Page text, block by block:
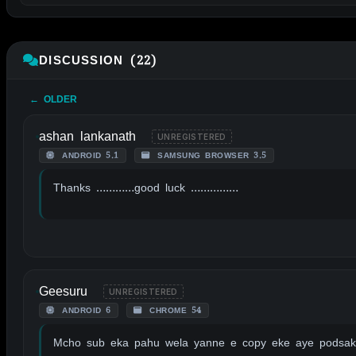
DISCUSSION (22)
← OLDER
ashan lankanath UNREGISTERED
ANDROID 5.1 SAMSUNG BROWSER 3.5
Thanks …………good luck ……………
Geesuru UNREGISTERED
ANDROID 6 CHROME 54
Mcho sub eka pahu wela yanne e copy eke aye